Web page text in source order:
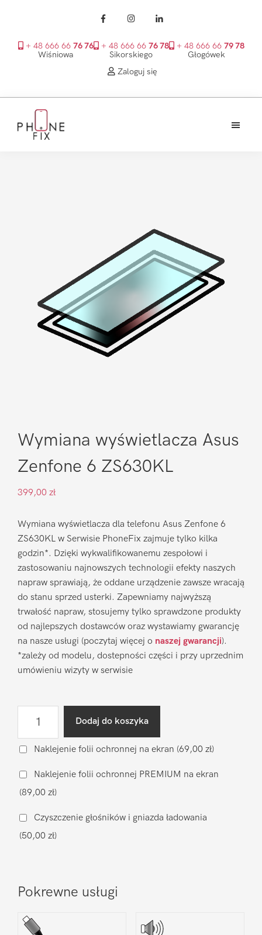
+ 48 666 66 76 76
Wiśniowa
+ 48 666 66 76 78
Sikorskiego
+ 48 666 66 79 78
Głogówek
Zaloguj się
głównego
Wymiana wyświetlacza Asus
Zenfone 6 ZS630KL
399,00 zł
Wymiana wyświetlacza dla telefonu Asus Zenfone 6
ZS630KL w Serwisie PhoneFix zajmuje tylko kilka
godzin*. Dzięki wykwalifikowanemu zespołowi i
zastosowaniu najnowszych technologii efekty naszych
napraw sprawiają, że oddane urządzenie zawsze wracają
do stanu sprzed usterki. Zapewniamy najwyższą
trwałość napraw, stosujemy tylko sprawdzone produkty
od najlepszych dostawców oraz wystawiamy gwarancję
na nasze usługi (poczytaj więcej o naszej gwarancji).
*zależy od modelu, dostepności części i przy uprzednim
umówieniu wizyty w serwisie
wyświetlacza
Zenfone
6
ZS630KL
Dodaj do koszyka
Naklejenie folii ochronnej na ekran (69,00 zł)
Naklejenie folii ochronnej PREMIUM na ekran
(89,00 zł)
Czyszczenie głośników i gniazda ładowania
(50,00 zł)
Pokrewne usługi